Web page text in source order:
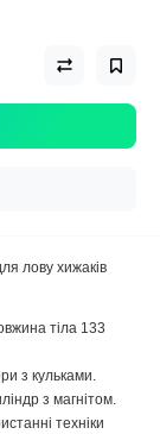
лову хижаків
тіла 133
з кульками.
з магнітом.
техніки